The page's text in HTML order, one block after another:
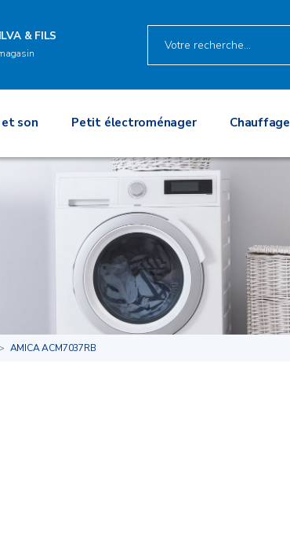
& FILS
son Petit électroménager Chauffage
AMICA ACM7037RB